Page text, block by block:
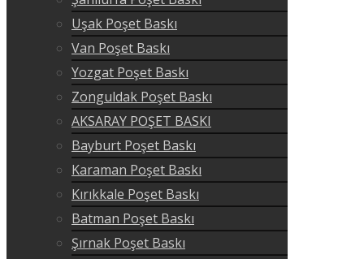
Uşak Poşet Baskı
Van Poşet Baskı
Yozgat Poşet Baskı
Zonguldak Poşet Baskı
AKSARAY POŞET BASKI
Bayburt Poşet Baskı
Karaman Poşet Baskı
Kırıkkale Poşet Baskı
Batman Poşet Baskı
Şırnak Poşet Baskı